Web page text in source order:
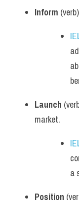
Inform
Launch
market.
a
Position